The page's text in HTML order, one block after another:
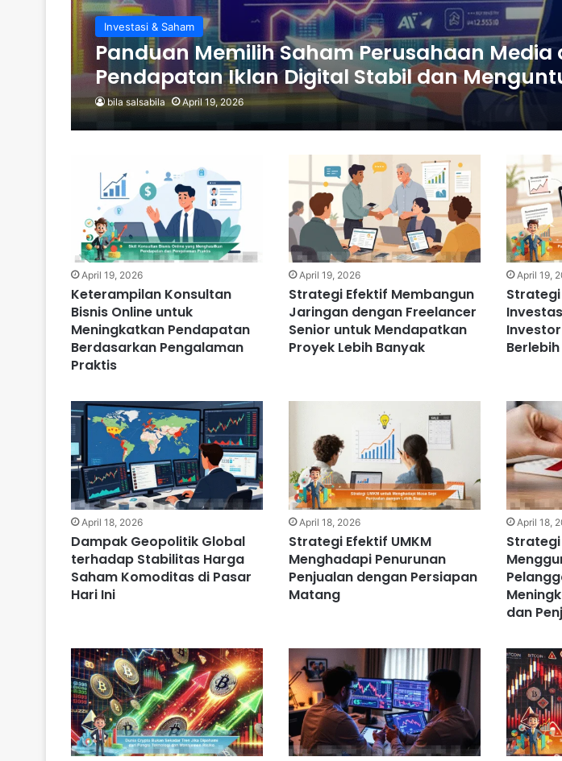
Investasi & Saham
Panduan Memilih Saham Perusahaan Media
Pendapatan Iklan Digital Stabil dan
bila salsabila April 19, 2026
April 19, 2026
Keterampilan Konsultan
Bisnis Online untuk
Meningkatkan Pendapatan
Berdasarkan Pengalaman
Praktis
April 19, 2026
Strategi Efektif Membangun
Jaringan dengan Freelancer
Senior untuk Mendapatkan
Proyek Lebih Banyak
April 19,
Berlebih
April 18, 2026
Dampak Geopolitik Global
terhadap Stabilitas Harga
Saham Komoditas di Pasar
Hari Ini
April 18, 2026
Strategi Efektif UMKM
Menghadapi Penurunan
Penjualan dengan Persiapan
Matang
April 18,
Strategi
dan